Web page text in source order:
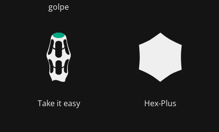
golpe
Take it easy Hex-Plus